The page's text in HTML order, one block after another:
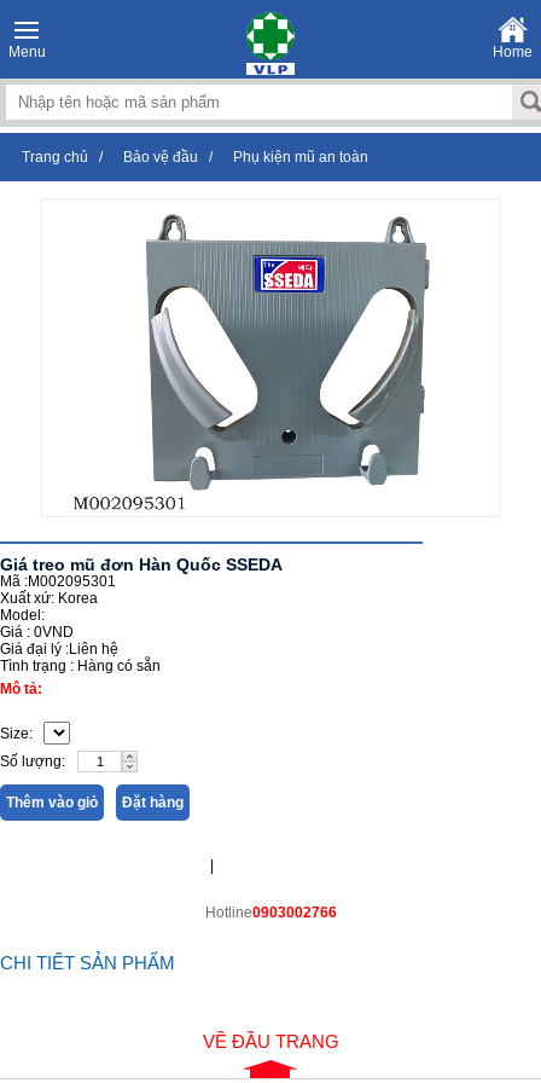
Menu Home
Trang chủ / Bảo vệ đầu / Phụ kiện mũ an toàn
Giá treo mũ đơn Hàn Quốc SSEDA
Mã :M002095301
Xuất xứ: Korea
Model:
Giá : 0VND
Giá đại lý :Liên hệ
Tình trạng : Hàng có sẵn
Mô tả:
Size:
Số lượng:
Thêm vào giỏ Đặt hàng
|
Hotline0903002766
CHI TIẾT SẢN PHẨM
VỀ ĐẦU TRANG